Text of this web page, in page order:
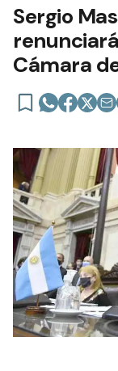
Sergio
Cámara